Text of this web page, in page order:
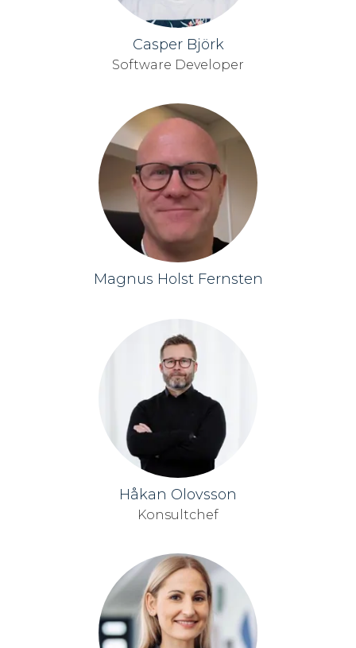
Casper Björk
Software Developer
Magnus Holst Fernsten
Håkan Olovsson
Konsultchef